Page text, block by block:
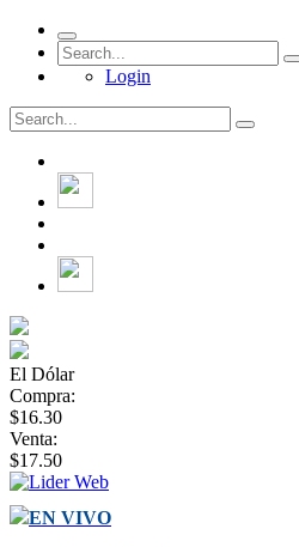
Login
El Dólar
Compra:
$16.30
Venta:
$17.50
EN VIVO